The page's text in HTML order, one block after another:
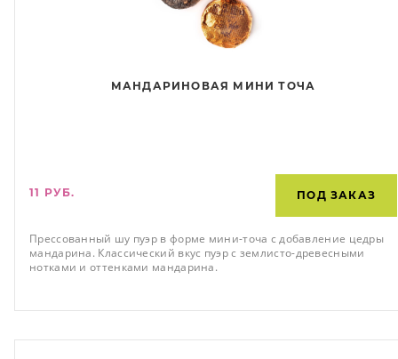
МАНДАРИНОВАЯ МИНИ ТОЧА
11 РУБ. ПОД ЗАКАЗ
Прессованный шу пуэр в форме мини-точа с добавление цедры
мандарина. Классический вкус пуэр с землисто-древесными
нотками и оттенками мандарина.